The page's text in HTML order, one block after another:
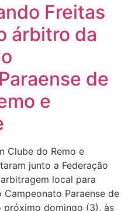
Freitas
árbitro da
de
e
Clube do Remo e
junto a Federação
local para
Paraense de
próximo domingo (3), às